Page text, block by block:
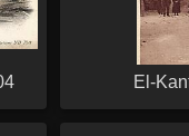
El-